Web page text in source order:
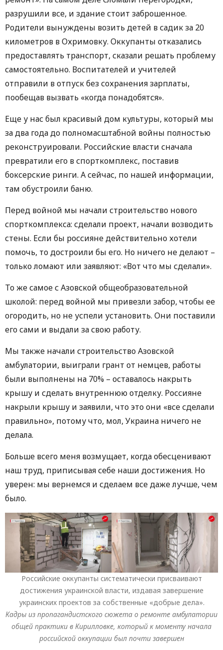
разрушили все, и здание стоит заброшенное.
Родители вынуждены возить детей в садик за 20
километров в Охримовку. Оккупанты отказались
предоставлять транспорт, сказали решать проблему
самостоятельно. Воспитателей и учителей
отправили в отпуск без сохранения зарплаты,
пообещав вызвать «когда понадобятся».
Еще у нас был красивый дом культуры, который мы
за два года до полномасштабной войны полностью
реконструировали. Российские власти сначала
превратили его в спорткомплекс, поставив
боксерские ринги. А сейчас, по нашей информации,
там обустроили баню.
Перед войной мы начали строительство нового
спорткомплекса: сделали проект, начали возводить
стены. Если бы россияне действительно хотели
помочь, то достроили бы его. Но ничего не делают –
только ломают или заявляют: «Вот что мы сделали».
То же самое с Азовской общеобразовательной
школой: перед войной мы привезли забор, чтобы ее
огородить, но не успели установить. Они поставили
его сами и выдали за свою работу.
Мы также начали строительство Азовской
амбулатории, выиграли грант от немцев, работы
были выполнены на 70% – оставалось накрыть
крышу и сделать внутреннюю отделку. Россияне
накрыли крышу и заявили, что это они «все сделали
правильно», потому что, мол, Украина ничего не
делала.
Больше всего меня возмущает, когда обесценивают
наш труд, приписывая себе наши достижения. Но
уверен: мы вернемся и сделаем все даже лучше, чем
было.
Российские оккупанты систематически присваивают
достижения украинской власти, издавая завершение
украинских проектов за собственные «добрые дела».
Кадры из пропагандистского сюжета о ремонте амбулатории
общей практики в Кирилловке, который к моменту начала
российской оккупации был почти завершен